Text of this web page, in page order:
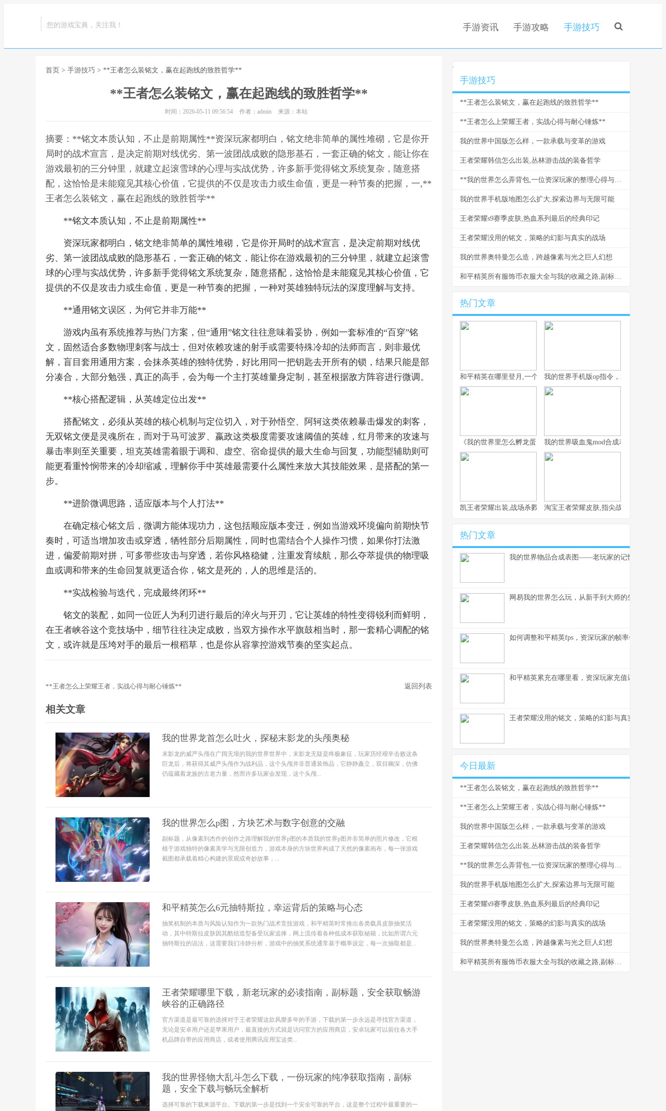
您的游戏宝典，关注我！ 手游资讯 手游攻略 手游技巧
首页 > 手游技巧 > **王者怎么装铭文，赢在起跑线的致胜哲学**
**王者怎么装铭文，赢在起跑线的致胜哲学**
时间：2026-05-11 09:56:54 作者：admin 来源：本站
摘要：**铭文本质认知，不止是前期属性**资深玩家都明白，铭文绝非简单的属性堆砌，它是你开
局时的战术宣言，是决定前期对线优劣、第一波团战成败的隐形基石，一套正确的铭文，能让你在
游戏最初的三分钟里，就建立起滚雪球的心理与实战优势，许多新手觉得铭文系统复杂，随意搭
配，这恰恰是未能窥见其核心价值，它提供的不仅是攻击力或生命值，更是一种节奏的把握，一,**
王者怎么装铭文，赢在起跑线的致胜哲学**
**铭文本质认知，不止是前期属性**
资深玩家都明白，铭文绝非简单的属性堆砌，它是你开局时的战术宣言，是决定前期对线优
劣、第一波团战成败的隐形基石，一套正确的铭文，能让你在游戏最初的三分钟里，就建立起滚雪
球的心理与实战优势，许多新手觉得铭文系统复杂，随意搭配，这恰恰是未能窥见其核心价值，它
提供的不仅是攻击力或生命值，更是一种节奏的把握，一种对英雄独特玩法的深度理解与支持。
**通用铭文误区，为何它并非万能**
游戏内虽有系统推荐与热门方案，但“通用”铭文往往意味着妥协，例如一套标准的“百穿”铭
文，固然适合多数物理刺客与战士，但对依赖攻速的射手或需要特殊冷却的法师而言，则非最优
解，盲目套用通用方案，会抹杀英雄的独特优势，好比用同一把钥匙去开所有的锁，结果只能是部
分凑合，大部分勉强，真正的高手，会为每一个主打英雄量身定制，甚至根据敌方阵容进行微调。
**核心搭配逻辑，从英雄定位出发**
搭配铭文，必须从英雄的核心机制与定位切入，对于孙悟空、阿轲这类依赖暴击爆发的刺客，
无双铭文便是灵魂所在，而对于马可波罗、嬴政这类极度需要攻速阈值的英雄，红月带来的攻速与
暴击率则至关重要，坦克英雄需着眼于调和、虚空、宿命提供的最大生命与回复，功能型辅助则可
能更看重怜悯带来的冷却缩减，理解你手中英雄最需要什么属性来放大其技能效果，是搭配的第一
步。
**进阶微调思路，适应版本与个人打法**
在确定核心铭文后，微调方能体现功力，这包括顺应版本变迁，例如当游戏环境偏向前期快节
奏时，可适当增加攻击或穿透，牺牲部分后期属性，同时也需结合个人操作习惯，如果你打法激
进，偏爱前期对拼，可多带些攻击与穿透，若你风格稳健，注重发育续航，那么夺萃提供的物理吸
血或调和带来的生命回复就更适合你，铭文是死的，人的思维是活的。
**实战检验与迭代，完成最终闭环**
铭文的装配，如同一位匠人为利刃进行最后的淬火与开刃，它让英雄的特性变得锐利而鲜明，
在王者峡谷这个竞技场中，细节往往决定成败，当双方操作水平旗鼓相当时，那一套精心调配的铭
文，或许就是压垮对手的最后一根稻草，也是你从容掌控游戏节奏的坚实起点。
**王者怎么上荣耀王者，实战心得与耐心锤炼** 返回列表
相关文章
我的世界龙首怎么吐火，探秘末影龙的头颅奥秘
末影龙的威严头颅在广阔无垠的我的世界世界中，末影龙无疑是终极象征，玩家历经艰辛击败这条
巨龙后，将获得其威严头颅作为战利品，这个头颅并非普通装饰品，它静静矗立，双目幽深，仿佛
仍蕴藏着龙族的古老力量，然而许多玩家会发现，这个头颅...
我的世界怎么p图，方块艺术与数字创意的交融
副标题，从像素到杰作的创作之路理解我的世界p图的本质我的世界p图并非简单的照片修改，它根
植于游戏独特的像素美学与无限创造力，游戏本身的方块世界构成了天然的像素画布，每一张游戏
截图都承载着精心构建的景观或奇妙故事，...
和平精英怎么6元抽特斯拉，幸运背后的策略与心态
抽奖机制的本质与风险认知作为一款热门战术竞技游戏，和平精英时常推出各类载具皮肤抽奖活
动，其中特斯拉皮肤因其酷炫造型备受玩家追捧，网上流传着各种低成本获取秘籍，比如所谓六元
抽特斯拉的说法，这需要我们冷静分析，游戏中的抽奖系统通常基于概率设定，每一次抽取都是...
王者荣耀哪里下载，新老玩家的必读指南，副标题，安全获取畅游
峡谷的正确路径
官方渠道是最可靠的选择对于王者荣耀这款风靡多年的手游，下载的第一步永远是寻找官方渠道，
无论是安卓用户还是苹果用户，最直接的方式就是访问官方的应用商店，安卓玩家可以前往各大手
机品牌自带的应用商店，或者使用腾讯应用宝这类...
我的世界怪物大乱斗怎么下载，一份玩家的纯净获取指南，副标
题，安全下载与畅玩全解析
选择可靠的下载来源平台。下载的第一步是找到一个安全可靠的平台，这是整个过程中最重要的一
.
手游技巧
**王者怎么装铭文，赢在起跑线的致胜哲学**
**王者怎么上荣耀王者，实战心得与耐心锤炼**
我的世界中国版怎么样，一款承载与变革的游戏
王者荣耀韩信怎么出装,丛林游击战的装备哲学
**我的世界怎么弄背包,一位资深玩家的整理心得与实战技巧**
我的世界手机版地图怎么扩大,探索边界与无限可能
王者荣耀s9赛季皮肤,热血系列最后的经典印记
王者荣耀没用的铭文，策略的幻影与真实的战场
我的世界奥特曼怎么造，跨越像素与光之巨人幻想
和平精英所有服饰币衣服大全与我的收藏之路,副标题服饰币玩家的衣柜进化史
热门文章
和平精英在哪里登月,一个关于虚拟世界与想象边疆的探索
我的世界手机版op指令，掌控方块世
《我的世界里怎么孵龙蛋，一段古老传说的复苏之旅》
我的世界吸血鬼mod合成表，夜幕下的
凯王者荣耀出装,战场杀戮艺术的极致演绎淘宝王者荣耀皮肤,指尖战场的虚拟华裳
热门文章
我的世界物品合成表图——老玩家的记忆与智慧
网易我的世界怎么玩，从新手到大师的生存指南
如何调整和平精英fps，资深玩家的帧率优化指南
和平精英累充在哪里看，资深玩家充值记录查阅指
王者荣耀没用的铭文，策略的幻影与真实的战场
今日最新
**王者怎么装铭文，赢在起跑线的致胜哲学**
**王者怎么上荣耀王者，实战心得与耐心锤炼**
我的世界中国版怎么样，一款承载与变革的游戏
王者荣耀韩信怎么出装,丛林游击战的装备哲学
**我的世界怎么弄背包,一位资深玩家的整理心得与实战技巧**
我的世界手机版地图怎么扩大,探索边界与无限可能
王者荣耀s9赛季皮肤,热血系列最后的经典印记
王者荣耀没用的铭文，策略的幻影与真实的战场
我的世界奥特曼怎么造，跨越像素与光之巨人幻想
和平精英所有服饰币衣服大全与我的收藏之路,副标题服饰币玩家的衣柜进化史